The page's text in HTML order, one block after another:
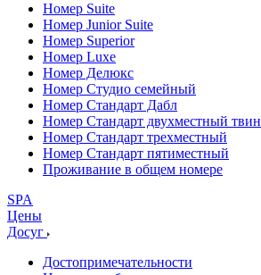
Номер Suite
Номер Junior Suite
Номер Superior
Номер Luxe
Номер Делюкс
Номер Студио семейный
Номер Стандарт Дабл
Номер Стандарт двухместный твин
Номер Стандарт трехместный
Номер Стандарт пятиместный
Проживание в общем номере
SPA
Цены
Досуг
Достопримечательности